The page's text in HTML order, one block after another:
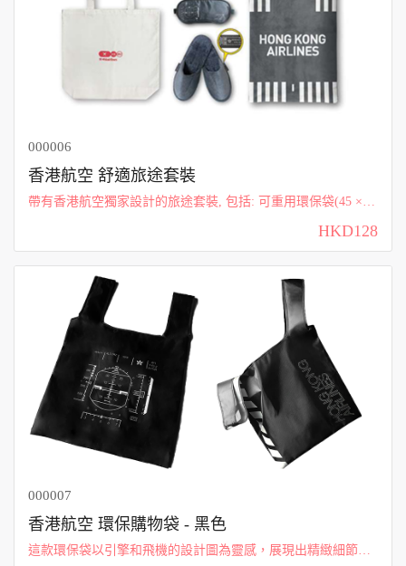
000006
香港航空 舒適旅途套裝
帶有香港航空獨家設計的旅途套裝, 包括: 可重用環保袋(45 × 4
HKD128
000007
香港航空 環保購物袋 - 黑色
這款環保袋以引擎和飛機的設計圖為靈感，展現出精緻細節與